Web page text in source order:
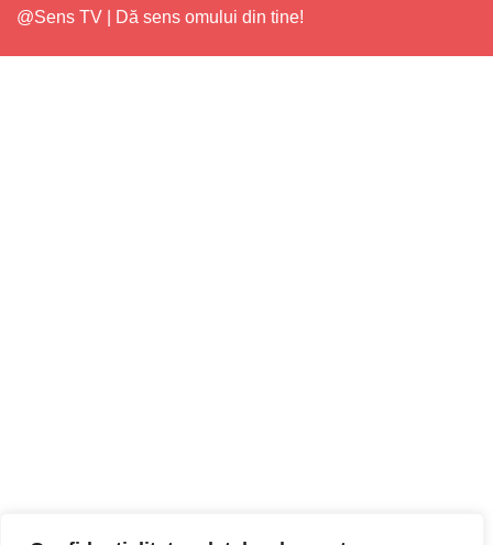
@Sens TV | Dă sens omului din tine!